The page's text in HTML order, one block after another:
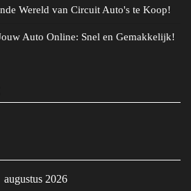
Wereld van Circuit Auto's te Koop!
Auto Online: Snel en Gemakkelijk!
augustus 2026